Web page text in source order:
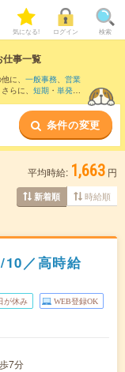
気になる! ログイン 検索
仕事一覧
に、 一般事務、 営業
らに、 短期 ・ 単発な
条件の変更
平均時給: 1,663 円
新着順 時給順
10／高時給
が休み WEB登録OK
7分